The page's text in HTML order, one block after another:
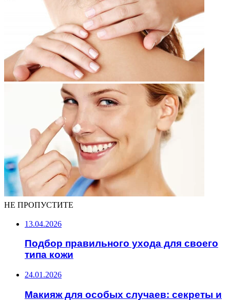
НЕ ПРОПУСТИТЕ
13.04.2026
Подбор правильного ухода для своего
типа кожи
24.01.2026
Макияж для особых случаев: секреты и